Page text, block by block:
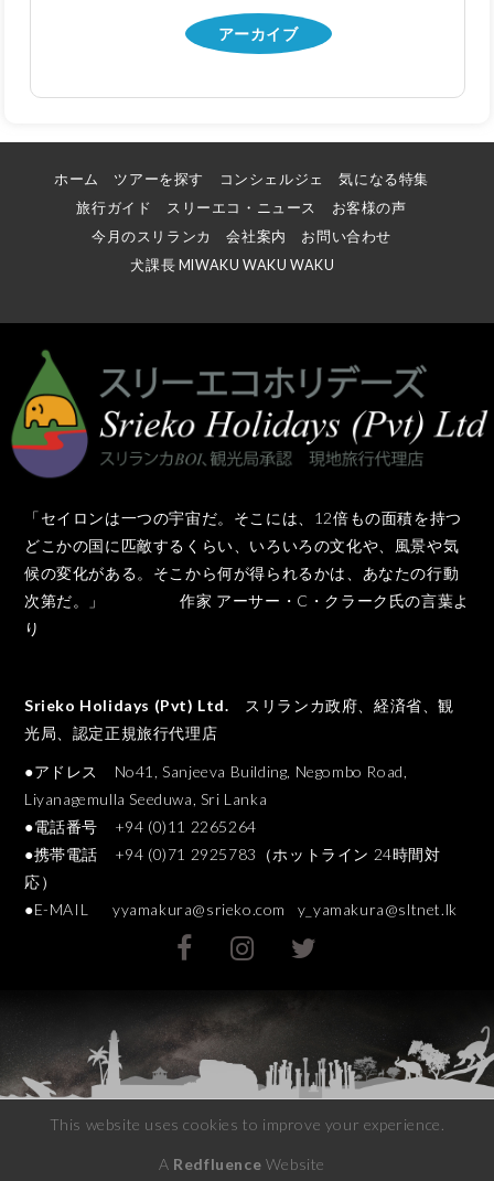
アーカイブ
ホーム ツアーを探す コンシェルジェ
気になる特集
旅行ガイド
スリーエコ・ニュース
お客様の声
今月のスリランカ
会社案内
お問い合わせ
犬課長 MIWAKU WAKU WAKU
「セイロンは一つの宇宙だ。そこには、12倍もの面積を持つ
どこかの国に匹敵するくらい、いろいろの文化や、風景や気
候の変化がある。そこから何が得られるかは、あなたの行動
次第だ。」 作家 アーサー・C・クラーク氏の言葉よ
り
Srieko Holidays (Pvt) Ltd. スリランカ政府、経済省、観
光局、認定正規旅行代理店
●アドレス No41, Sanjeeva Building, Negombo Road,
Liyanagemulla Seeduwa, Sri Lanka
●電話番号 +94 (0)11 2265264
●携帯電話 +94 (0)71 2925783（ホットライン 24時間対
応）
●E-MAIL yyamakura@srieko.com y_yamakura@sltnet.lk
This website uses cookies to improve your experience.
A Redfluence Website